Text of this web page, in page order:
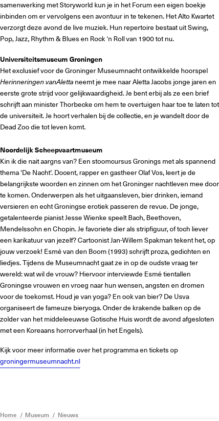
samenwerking met Storyworld kun je in het Forum een eigen boekje
inbinden om er vervolgens een avontuur in te tekenen. Het Alto Kwartet
verzorgt deze avond de live muziek. Hun repertoire bestaat uit Swing,
Pop, Jazz, Rhythm & Blues en Rock ‘n Roll van 1900 tot nu.
Universiteitsmuseum Groningen
Het exclusief voor de Groninger Museumnacht ontwikkelde hoorspel
HerinneringenvanAletta neemt je mee naar Aletta Jacobs jonge jaren en
eerste grote strijd voor gelijkwaardigheid. Je bent erbij als ze een brief
schrijft aan minister Thorbecke om hem te overtuigen haar toe te laten tot
de universiteit. Je hoort verhalen bij de collectie, en je wandelt door de
Dead Zoo die tot leven komt.
Noordelijk Scheepvaartmuseum
Kin ik die nait aargns van? Een stoomcursus Gronings met als spannend
thema 'De Nacht'. Docent, rapper en gastheer Olaf Vos, leert je de
belangrijkste woorden en zinnen om het Groninger nachtleven mee door
te komen. Onderwerpen als het uitgaansleven, bier drinken, iemand
versieren en echt Groningse erotiek passeren de revue. De jonge,
getalenteerde pianist Jesse Wienke speelt Bach, Beethoven,
Mendelssohn en Chopin. Je favoriete dier als stripfiguur, of toch liever
een karikatuur van jezelf? Cartoonist Jan-Willem Spakman tekent het, op
jouw verzoek! Esmé van den Boom (1993) schrijft proza, gedichten en
liedjes. Tijdens de Museumnacht gaat ze in op de oudste vraag ter
wereld: wat wil de vrouw? Hiervoor interviewde Esmé tientallen
Groningse vrouwen en vroeg naar hun wensen, angsten en dromen
voor de toekomst. Houd je van yoga? En ook van bier? De Usva
organiseert de fameuze bieryoga. Onder de krakende balken op de
zolder van het middeleeuwse Gotische Huis wordt de avond afgesloten
met een Koreaans horrorverhaal (in het Engels).
Kijk voor meer informatie over het programma en tickets op
groningermuseumnacht.nl
Home Museum
Nieuws